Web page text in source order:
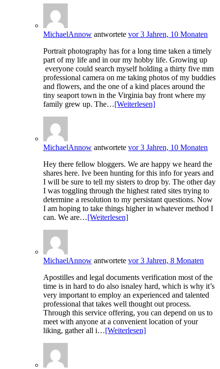
MichaelAnnow antwortete vor 3 Jahren, 10 Monaten
Portrait photography has for a long time taken a timely
part of my life and in our my hobby life. Growing up
everyone could search myself holding a thirty five mm
professional camera on me taking photos of my buddies
and flowers, and the one of a kind places around the
tiny seaport town in the Virginia bay front where my
family grew up. The…[Weiterlesen]
MichaelAnnow antwortete vor 3 Jahren, 10 Monaten
Hey there fellow bloggers. We are happy we heard the
shares here. Ive been hunting for this info for years and
I will be sure to tell my sisters to drop by. The other day
I was toggling through the highest rated sites trying to
determine a resolution to my persistant questions. Now
I am hoping to take things higher in whatever method I
can. We are…[Weiterlesen]
MichaelAnnow antwortete vor 3 Jahren, 8 Monaten
Apostilles and legal documents verification most of the
time is in hard to do also isnaley hard, which is why it’s
very important to employ an experienced and talented
professional that takes well thought out process.
Through this service offering, you can depend on us to
meet with anyone at a convenient location of your
liking, gather all i…[Weiterlesen]